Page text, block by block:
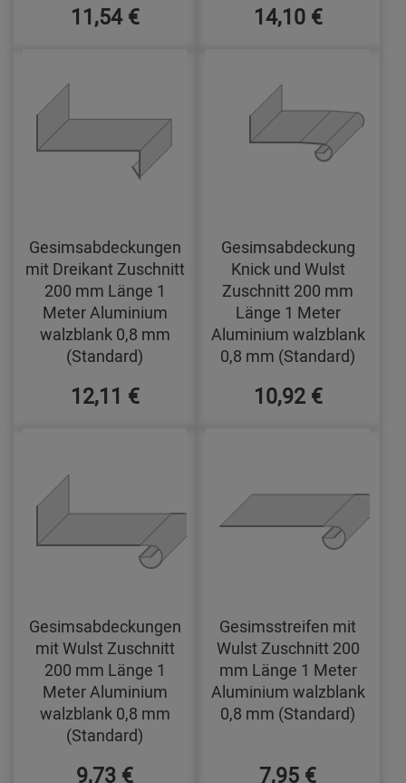
11,54 € 14,10 €
Gesimsabdeckungen
mit Dreikant Zuschnitt
200 mm Länge 1
Meter Aluminium
walzblank 0,8 mm
(Standard)
12,11 €
Gesimsabdeckung
Knick und Wulst
Zuschnitt 200 mm
Länge 1 Meter
Aluminium walzblank
0,8 mm (Standard)
10,92 €
Gesimsabdeckungen
mit Wulst Zuschnitt
200 mm Länge 1
Meter Aluminium
walzblank 0,8 mm
(Standard)
9,73 €
Gesimsstreifen mit
Wulst Zuschnitt 200
mm Länge 1 Meter
Aluminium walzblank
0,8 mm (Standard)
7,95 €